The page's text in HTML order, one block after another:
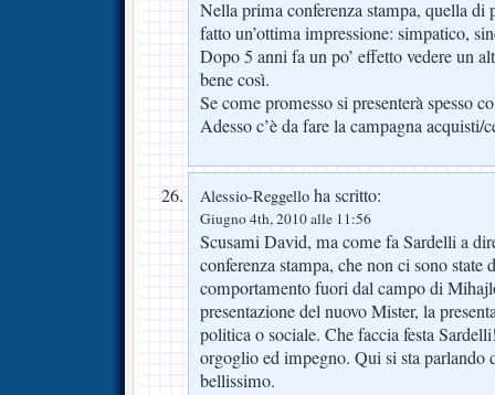
Nella prima conferenza stampa, quella di
fatto un’ottima impressione: simpatico,
Dopo 5 anni fa un po’ effetto vedere un
bene così.
Se come promesso si presenterà spesso
Adesso c’è da fare la campagna acquisti/
Alessio-Reggello ha scritto:
Giugno 4th, 2010 alle 11:56
Scusami David, ma come fa Sardelli a
conferenza stampa, che non ci sono state
comportamento fuori dal campo di
presentazione del nuovo Mister, la
politica o sociale. Che faccia festa
orgoglio ed impegno. Qui si sta parlando
bellissimo.